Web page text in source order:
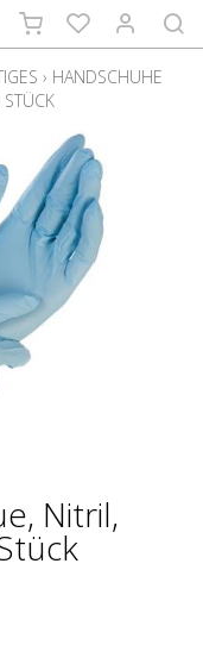
› HANDSCHUHE
Nitril,